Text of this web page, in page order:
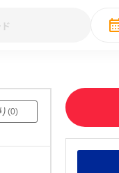
の新卒就職人気企業ラン
IT・DX現場社員インタ
(0)